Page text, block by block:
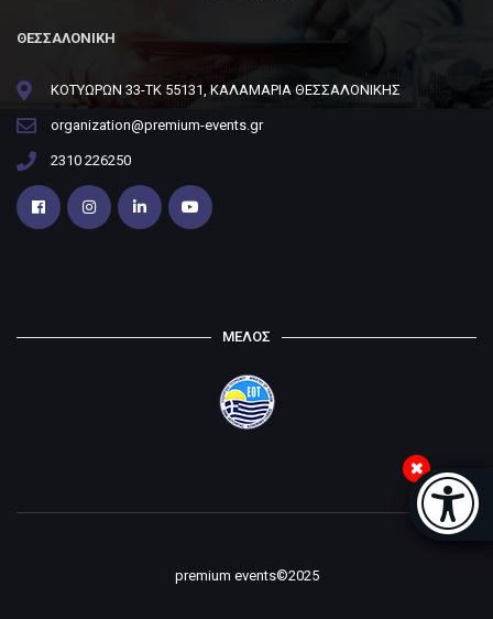
Μπάρα
ΘΕΣΣΑΛΟΝΙΚΗ
ΚΟΤΥΩΡΩΝ 33-ΤΚ 55131, ΚΑΛΑΜΑΡΙΑ ΘΕΣΣΑΛΟΝΙΚΗΣ
organization@premium-events.gr
2310 226250
ΜΕΛΟΣ
premium events©2025